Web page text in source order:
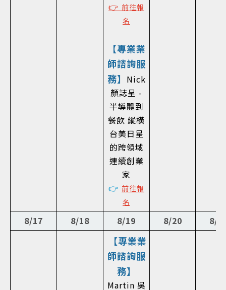
👉 前往報
名
【專業業
師諮詢服
務】 Nick
顏誌呈 -
半導體到
餐飲 縱橫
台美日星
的跨領域
連續創業
家
👉 前往報
名
8/17 8/18 8/19 8/20 8/
【專業業
師諮詢服
務】
Martin 吳